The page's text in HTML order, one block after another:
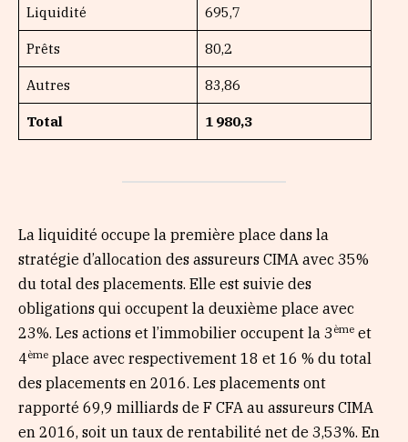
Liquidité 695,7
Prêts 80,2
Autres 83,86
Total 1 980,3
La liquidité occupe la première place dans la
stratégie d’allocation des assureurs CIMA avec 35%
du total des placements. Elle est suivie des
obligations qui occupent la deuxième place avec
23%. Les actions et l’immobilier occupent la 3ème et
4ème place avec respectivement 18 et 16 % du total
des placements en 2016. Les placements ont
rapporté 69,9 milliards de F CFA au assureurs CIMA
en 2016, soit un taux de rentabilité net de 3,53%. En